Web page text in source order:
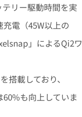
テリー駆動時間を実
電（45W以上の
」によるQi2ワ
搭載しており、
も向上していま